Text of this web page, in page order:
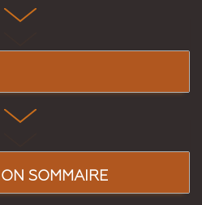
SOMMAIRE